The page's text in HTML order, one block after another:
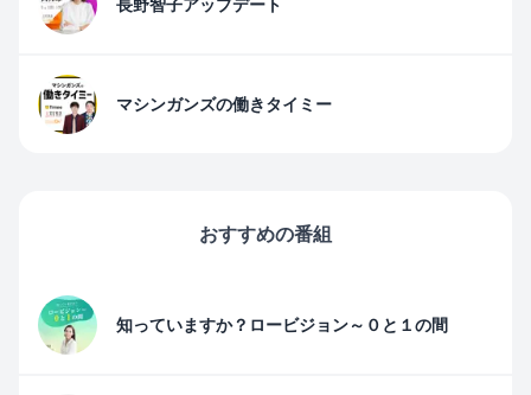
マシンガンズの働きタイミー
おすすめの番組
知っていますか？ロービジョン～０と１の間